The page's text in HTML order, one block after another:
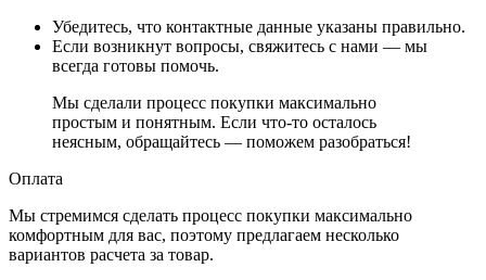
Убедитесь, что контактные данные указаны правильно.
Если возникнут вопросы, свяжитесь с нами — мы
всегда готовы помочь.
Мы сделали процесс покупки максимально
простым и понятным. Если что-то осталось
неясным, обращайтесь — поможем разобраться!
Оплата
Мы стремимся сделать процесс покупки максимально
комфортным для вас, поэтому предлагаем несколько
вариантов расчета за товар.